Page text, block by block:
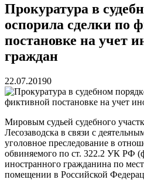
Прокуратура в
оспорила сделки по
постановке на учет
граждан
22.07.20190
Мировым судьей судебного
Лесозаводска в связи с
уголовное преследование в
обвиняемого по ст. 322.2 УК РФ
иностранного гражданина по
помещении в Российской